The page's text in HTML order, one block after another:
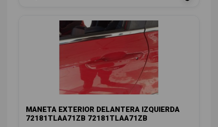
MANETA EXTERIOR DELANTERA IZQUIERDA
72181TLAA71ZB 72181TLAA71ZB